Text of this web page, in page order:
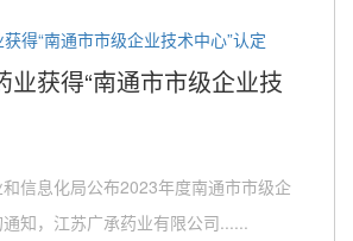
业获得“南通市市级企业技
信息化局公布2023年度南通市市级企
知，江苏广承药业有限公司......